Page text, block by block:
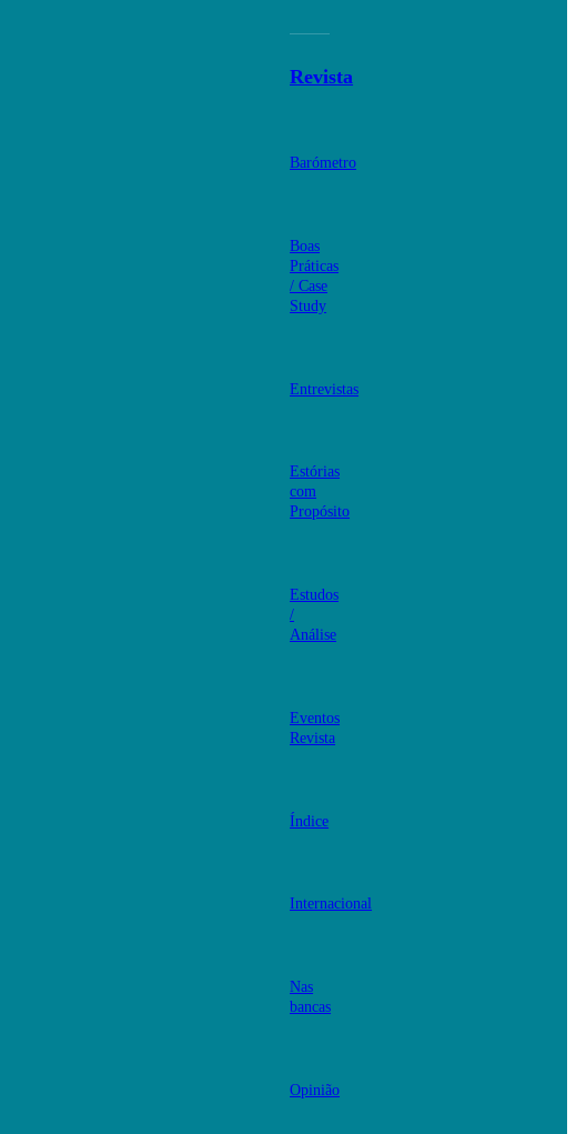
Revista
Barómetro
Boas
Práticas
/ Case
Study
Entrevistas
Estórias
com
Propósito
Estudos
/
Análise
Eventos
Revista
Índice
Internacional
Nas
bancas
Opinião